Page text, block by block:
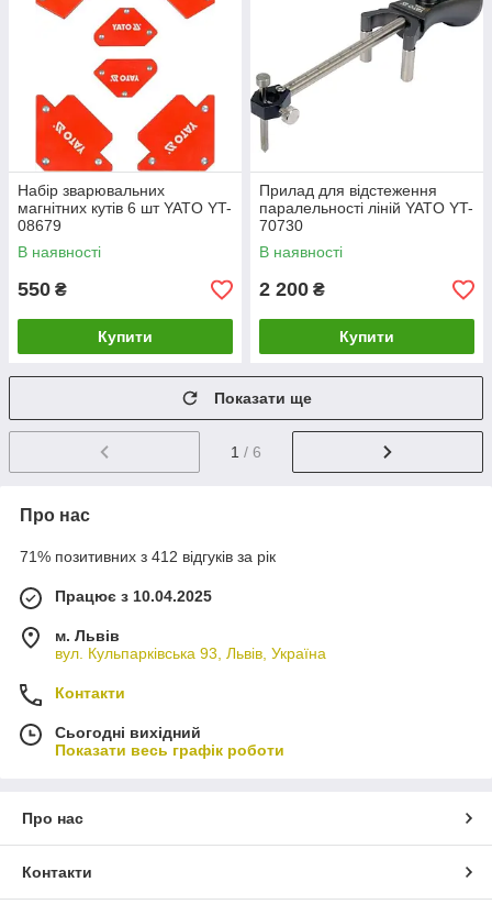
Набір зварювальних
магнітних кутів 6 шт YATO YT-
08679
В наявності
550 ₴
Купити
Прилад для відстеження
паралельності ліній YATO YT-
70730
В наявності
2 200 ₴
Купити
Показати ще
1 / 6
Про нас
71% позитивних з 412 відгуків за рік
Працює з 10.04.2025
м. Львів
вул. Кульпарківська 93, Львів, Україна
Контакти
Сьогодні вихідний
Показати весь графік роботи
Про нас
Контакти